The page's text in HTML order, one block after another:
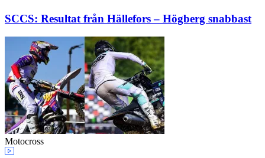
SCCS: Resultat från Hällefors – Högberg snabbast
Motocross